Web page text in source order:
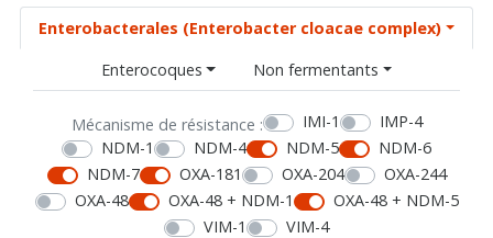
Enterobacterales (Enterobacter cloacae complex)
Enterocoques
Non fermentants
Mécanisme de résistance : IMI-1
IMP-4
NDM-1
NDM-4 NDM-5
NDM-6
NDM-7
OXA-181 OXA-204
OXA-244
OXA-48
OXA-48 + NDM-1
OXA-48 + NDM-5
VIM-1
VIM-4